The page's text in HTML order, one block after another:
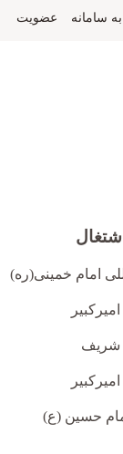
سامانه عضویت
امام خمینی(ره)
شریف
حسین (ع)